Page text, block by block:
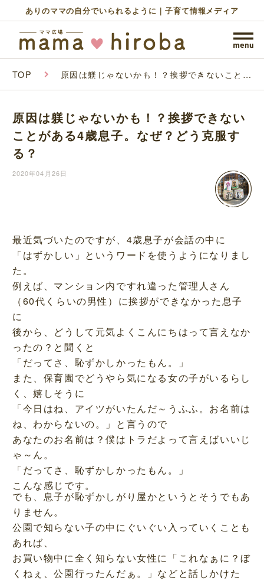
ありのママの自分でいられるように｜子育て情報メディア
TOP 原因は躾じゃないかも！？挨拶できないことが
原因は躾じゃないかも！？挨拶できない
ことがある4歳息子。なぜ？どう克服す
る？
2020年04月26日
最近気づいたのですが、4歳息子が会話の中に
「はずかしい」というワードを使うようになりまし
た。
例えば、マンション内ですれ違った管理人さん
（60代くらいの男性）に挨拶ができなかった息子
に
後から、どうして元気よくこんにちはって言えなか
ったの？と聞くと
「だってさ、恥ずかしかったもん。」
また、保育園でどうやら気になる女の子がいるらし
く、嬉しそうに
「今日はね、アイツがいたんだ～うふふ。お名前は
ね、わからないの。」と言うので
あなたのお名前は？僕はトラだよって言えばいいじ
ゃ～ん。
「だってさ、恥ずかしかったもん。」
こんな感じです。
でも、息子が恥ずかしがり屋かというとそうでもあ
りません。
公園で知らない子の中にぐいぐい入っていくことも
あれば、
お買い物中に全く知らない女性に「これなぁに？ぼ
くねぇ、公園行ったんだぁ。」などと話しかけた